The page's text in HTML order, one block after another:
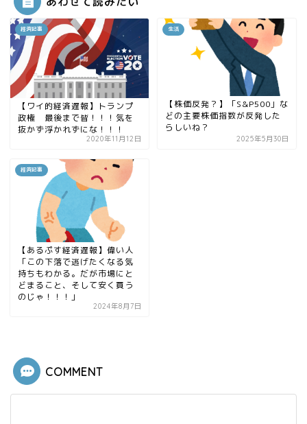
経済記事
【ワイ的経済遅報】トランプ
政権 最後まで皆！！！気を
抜かず浮かれずにな！！！
2020年11月12日
生活
【株価反発？】「S&P500」な
どの主要株価指数が反発した
らしいね？
2025年5月30日
経済記事
【あるぷす経済遅報】偉い人
「この下落で逃げたくなる気
持ちもわかる。だが市場にと
どまること、そして安く買う
のじゃ！！！」
2024年8月7日
COMMENT